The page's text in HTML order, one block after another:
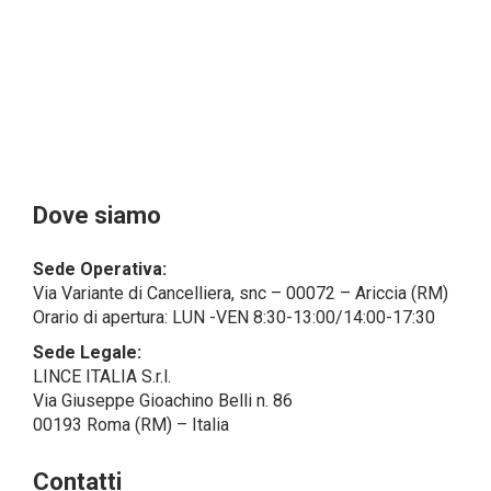
Alcuni segmenti dell’attività richiesta potrebbero
l’espletamento di alcune attività determinate a
società esterne che presentano le garanzie richieste
dal GDPR, abilitandole e a compiere
operazioni determinate per conto di LINCE ITALIA e
conformemente alle istruzioni fornite da
quest’ultima sulla base di specifico accordo per la
gestione dei dati.
• Il trattamento di dati personali si compone di tutte le
Dove siamo
Sede Operativa:
Via Variante di Cancelliera, snc – 00072 – Ariccia (RM)
Orario di apertura: LUN -VEN 8:30-13:00/14:00-17:30
Sede Legale:
LINCE ITALIA S.r.l.
Via Giuseppe Gioachino Belli n. 86
00193 Roma (RM) – Italia
Contatti